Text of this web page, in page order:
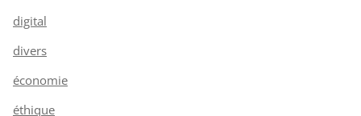
digital
divers
économie
éthique